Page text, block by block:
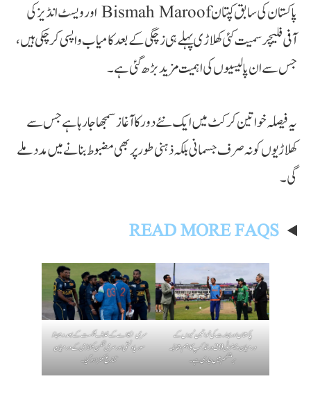
پاکستان کی سابق کپتان Bismah Maroof اور ویسٹ انڈیز کی
آفی فلیچر سمیت کئی کھلاڑی پہلے ہی زچگی کے بعد کامیاب واپسی کر چکی ہیں،
جس سے ان پالیسیوں کی اہمیت مزید بڑھ گئی ہے۔
یہ فیصلہ خواتین کرکٹ میں ایک نئے دور کا آغاز سمجھا جا رہا ہے جس سے
کھلاڑیوں کو نہ صرف جسمانی بلکہ ذہنی طور پر بھی مضبوط بنانے میں مدد ملے
گی۔
READ MORE FAQS
پاکستان اور بھارت کی خواتین ٹیموں کے
درمیان ویمنز ٹی 20 ورلڈ کپ کا اہم مقابلہ
برمنگھم میں جاری ہے۔
سری لنکا اے کے خلاف شکست کے بعد ویبھاؤ
سوریا ونشی اور سری لنکن کھلاڑی کے درمیان
تنازع کھڑا ہوگیا۔